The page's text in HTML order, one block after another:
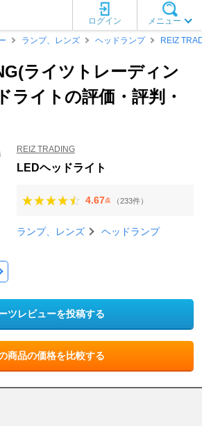
メニュー
ログイン
ランプ、レンズ ヘッドランプ REIZ
ライツトレーディン
ライトの評価・評判・
REIZ TRADING
LEDヘッドライト
4.67点 （233件）
ランプ、レンズ ヘッドランプ
ツレビューを投稿する
商品の価格を比較する